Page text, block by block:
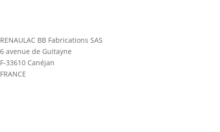
RENAULAC BB Fabrications SAS
6 avenue de Guitayne
F-33610 Canéjan
FRANCE